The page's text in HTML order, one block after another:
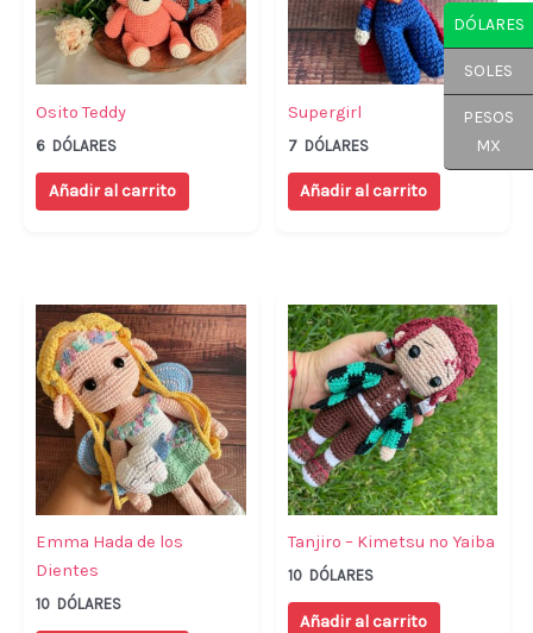
Osito Teddy
6 DÓLARES
Añadir al carrito
Supergirl
7 DÓLARES
Añadir al carrito
Emma Hada de los
Dientes
10 DÓLARES
Tanjiro – Kimetsu no Yaiba
10 DÓLARES
Añadir al carrito
DÓLARES
SOLES
PESOS
MX